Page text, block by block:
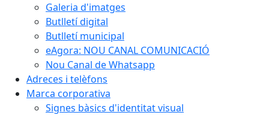
Galeria d'imatges
Butlletí digital
Butlletí municipal
eAgora: NOU CANAL COMUNICACIÓ
Nou Canal de Whatsapp
Adreces i telèfons
Marca corporativa
Signes bàsics d'identitat visual